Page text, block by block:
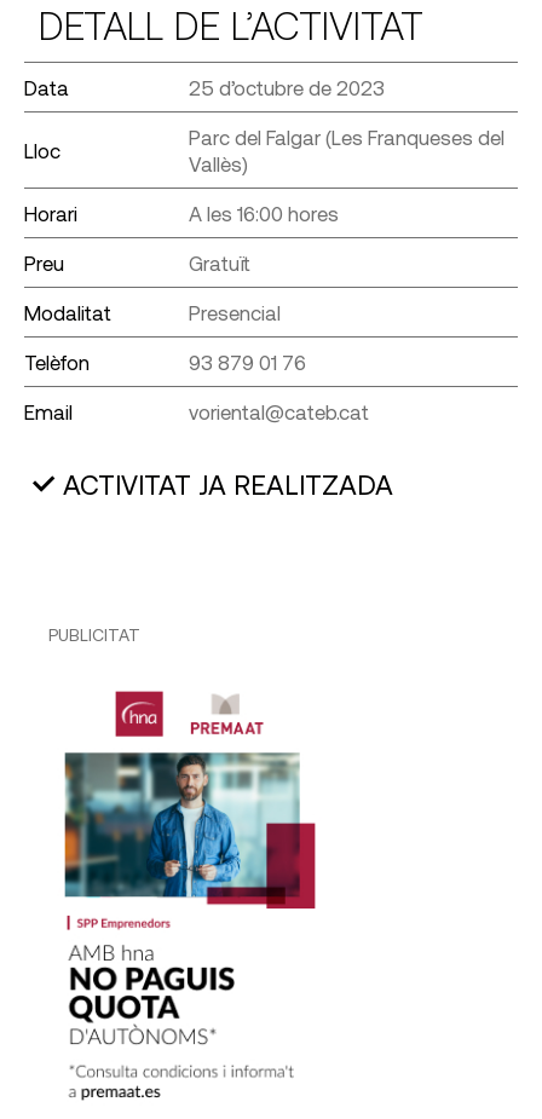
DETALL DE L’ACTIVITAT
Data 25 d’octubre de 2023
Lloc
Parc del Falgar (Les Franqueses del
Vallès)
Horari A les 16:00 hores
Preu Gratuït
Modalitat Presencial
Telèfon 93 879 01 76
Email voriental@cateb.cat
ACTIVITAT JA REALITZADA
PUBLICITAT